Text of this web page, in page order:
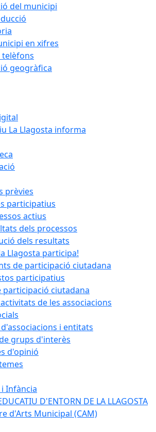
del municipi
en xifres
telèfons
geogràfica
La Llagosta informa
prèvies
participatius
actius
dels processos
dels resultats
Llagosta participa!
de participació ciutadana
participatius
participació ciutadana
de les associacions
i entitats
grups d'interès
d'opinió
Infància
D'ENTORN DE LA LLAGOSTA
d'Arts Municipal (CAM)